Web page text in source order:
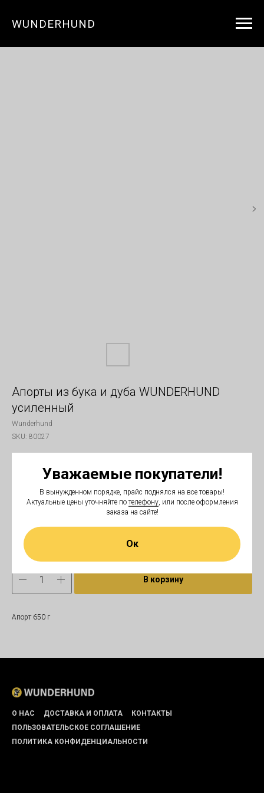
WUNDERHUND
Уважаемые покупатели!
В вынужденном порядке, прайс поднялся на все товары!
Актуальные цены уточняйте по телефону, или после оформления
заказа на сайте!
Ок
Апорты из бука и дуба WUNDERHUND
усиленный
Wunderhund
SKU: 80027
650 г
В корзину
Апорт 650 г
О НАС ДОСТАВКА И ОПЛАТА
КОНТАКТЫ
ПОЛЬЗОВАТЕЛЬСКОЕ СОГЛАШЕНИЕ
ПОЛИТИКА КОНФИДЕНЦИАЛЬНОСТИ